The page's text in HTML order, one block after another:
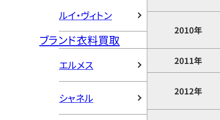
ルイ・ヴィトン
ブランド衣料買取
エルメス
シャネル
2010年
2011年
2012年